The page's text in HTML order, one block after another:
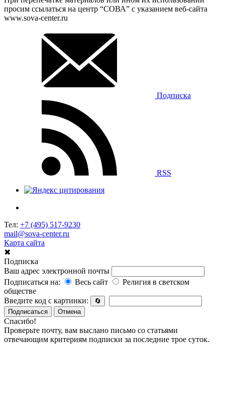
просим ссылаться на центр “СОВА” с указанием веб-сайта
www.sova-center.ru
Подписка
RSS
Тел: +7 (495) 517-9230
mail@sova-center.ru
Карта сайта
✖
Подписка
Ваш адрес электронной почты
Подписаться на:
Весь сайт
Религия в светском
обществе
Введите код с картинки:
🔄
Подписаться
Отмена
Спасибо!
Проверьте почту, вам выслано письмо со статьями
отвечающим критериям подписки за последние трое суток.